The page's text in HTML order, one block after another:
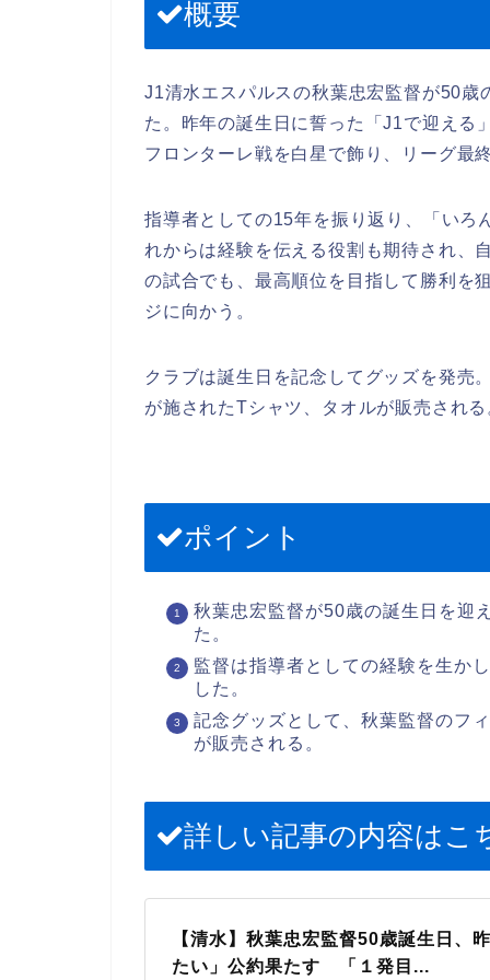
概要
J1清水エスパルスの秋葉忠宏監督が50
た。昨年の誕生日に誓った「J1で迎える
フロンターレ戦を白星で飾り、リーグ最
指導者としての15年を振り返り、「いろ
れからは経験を伝える役割も期待され、
の試合でも、最高順位を目指して勝利を
ジに向かう。
クラブは誕生日を記念してグッズを発売
が施されたTシャツ、タオルが販売され
ポイント
秋葉忠宏監督が50歳の誕生日を迎
た。
監督は指導者としての経験を生か
した。
記念グッズとして、秋葉監督のフ
が販売される。
詳しい記事の内容はこ
【清水】秋葉忠宏監督50歳誕生日、
たい」公約果たす 「１発目...